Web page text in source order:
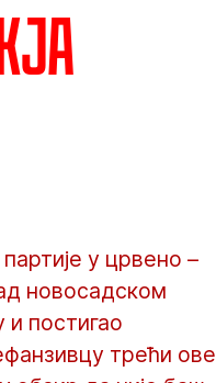
у црвено –
новосадском
постигао
трећи ове